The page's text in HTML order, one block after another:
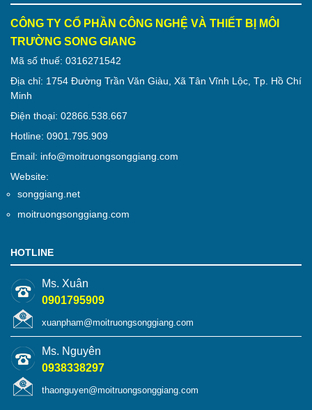
CÔNG TY CỔ PHẦN CÔNG NGHỆ VÀ THIẾT BỊ MÔI
TRƯỜNG SONG GIANG
Mã số thuế: 0316271542
Địa chỉ: 1754 Đường Trần Văn Giàu, Xã Tân Vĩnh Lộc, Tp. Hồ Chí
Minh
Điện thoại: 02866.538.667
Hotline: 0901.795.909
Email: info@moitruongsonggiang.com
Website:
songgiang.net
moitruongsonggiang.com
HOTLINE
Ms. Xuân
0901795909
xuanpham@moitruongsonggiang.com
Ms. Nguyên
0938338297
thaonguyen@moitruongsonggiang.com